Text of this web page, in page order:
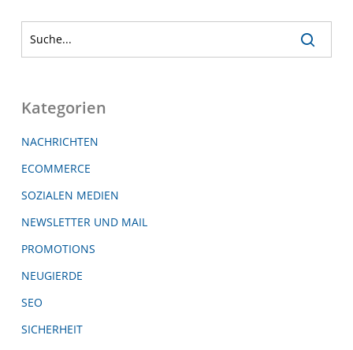
Kategorien
NACHRICHTEN
ECOMMERCE
SOZIALEN MEDIEN
NEWSLETTER UND MAIL
PROMOTIONS
NEUGIERDE
SEO
SICHERHEIT